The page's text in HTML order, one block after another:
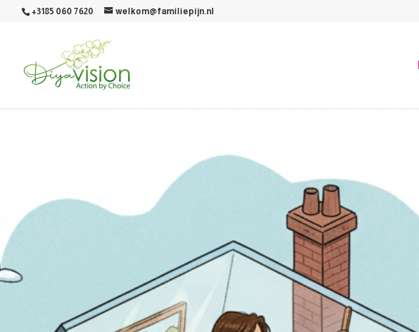
+3185 060 7620 welkom@familiepijn.nl